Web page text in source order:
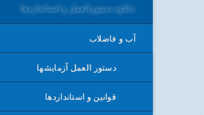
دانلود دستورالعمل و استانداردها
آب و فاضلاب
دستور العمل آزمايشها
قوانين و استانداردها